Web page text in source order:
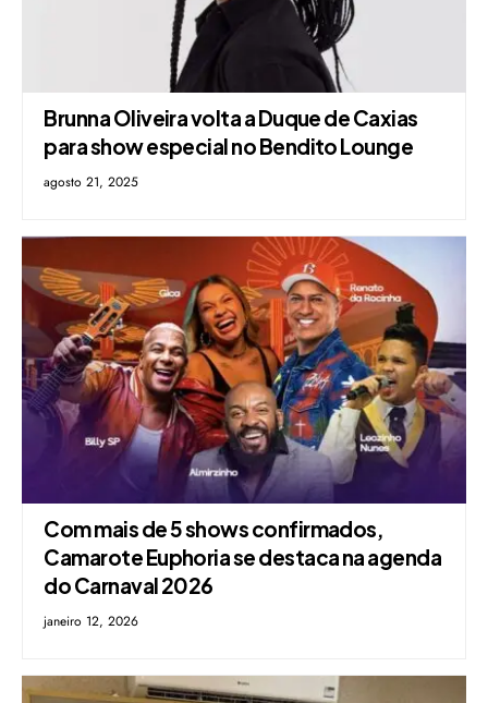
Brunna Oliveira volta a Duque de Caxias
para show especial no Bendito Lounge
agosto 21, 2025
Com mais de 5 shows confirmados,
Camarote Euphoria se destaca na agenda
do Carnaval 2026
janeiro 12, 2026